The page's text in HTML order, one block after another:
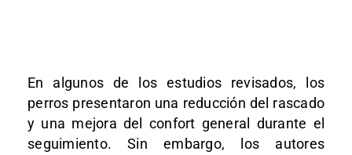
En algunos de los estudios revisados, los
perros presentaron una reducción del rascado
y una mejora del confort general durante el
seguimiento. Sin embargo, los autores